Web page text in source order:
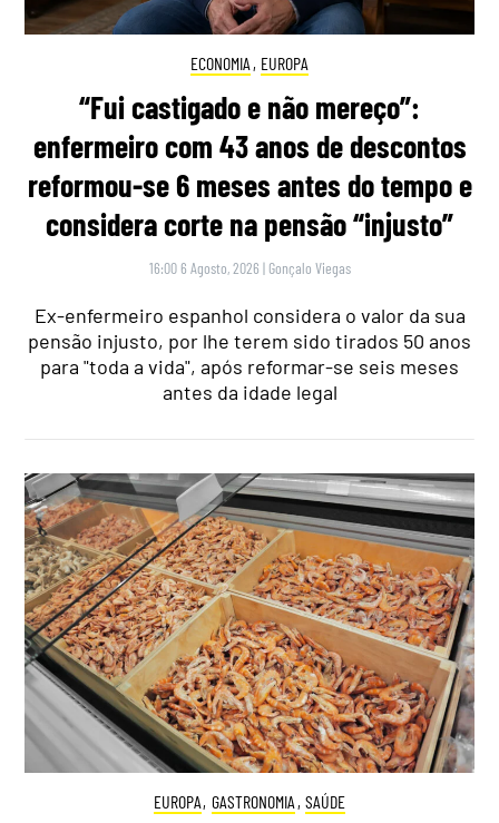
ECONOMIA , EUROPA
“Fui castigado e não mereço”:
enfermeiro com 43 anos de descontos
reformou-se 6 meses antes do tempo e
considera corte na pensão “injusto”
16:00 6 Agosto, 2026 | Gonçalo Viegas
Ex-enfermeiro espanhol considera o valor da sua
pensão injusto, por lhe terem sido tirados 50 anos
para "toda a vida", após reformar-se seis meses
antes da idade legal
EUROPA, GASTRONOMIA , SAÚDE